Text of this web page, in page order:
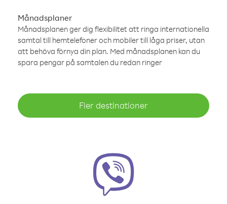
Månadsplaner
Månadsplanen ger dig flexibilitet att ringa internationella
samtal till hemtelefoner och mobiler till låga priser, utan
att behöva förnya din plan. Med månadsplanen kan du
spara pengar på samtalen du redan ringer
Fler destinationer